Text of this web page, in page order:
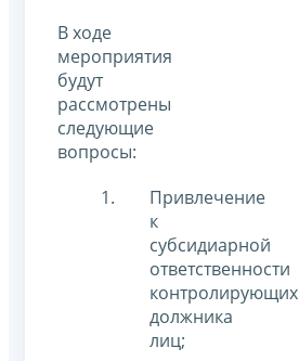
В ходе
мероприятия
будут
рассмотрены
следующие
вопросы:
Привлечение
к
субсидиарной
ответственности
контролирующих
должника
лиц;